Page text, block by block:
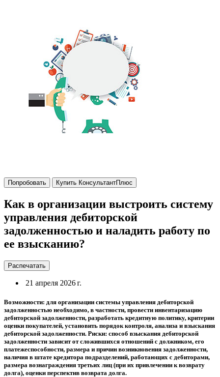
Попробовать Купить КонсультантПлюс
Как в организации выстроить систему
управления дебиторской
задолженностью и наладить работу по
ее взысканию?
Распечатать
21 апреля 2026 г.
Возможности: для организации системы управления дебиторской
задолженностью необходимо, в частности, провести инвентаризацию
дебиторской задолженности, разработать кредитную политику, критерии
оценки покупателей, установить порядок контроля, анализа и взыскания
дебиторской задолженности. Риски: способ взыскания дебиторской
задолженности зависит от сложившихся отношений с должником, его
платежеспособности, размера и причин возникновения задолженности,
наличия в штате кредитора подразделений, работающих с дебиторами,
размера вознаграждения третьих лиц (при их привлечении к возврату
долга), оценки перспектив возврата долга.